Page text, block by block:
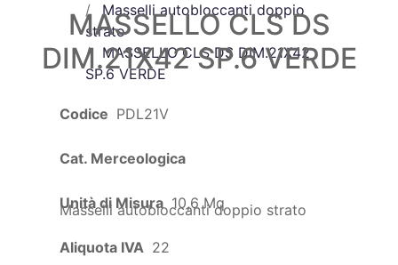
Masselli autobloccanti doppio
strato
MASSELLO CLS DS DIM.21X42
SP.6 VERDE
MASSELLO CLS DS
DIM.21X42 SP.6 VERDE
Codice PDL21V
Cat. Merceologica
Masselli autobloccanti doppio strato
Unità di Misura 10,6 Mq
Aliquota IVA 22